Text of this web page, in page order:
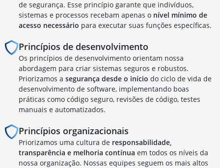
de segurança. Esse princípio garante que indivíduos,
sistemas e processos recebam apenas o nível mínimo de
acesso necessário para executar suas funções específicas.
Princípios de desenvolvimento
Os princípios de desenvolvimento orientam nossa
abordagem para criar sistemas seguros e robustos.
Priorizamos a segurança desde o início do ciclo de vida de
desenvolvimento de software, implementando boas
práticas como código seguro, revisões de código, testes
manuais e automatizados.
Princípios organizacionais
Priorizamos uma cultura de responsabilidade,
transparência e melhoria contínua em todos os níveis da
nossa organização. Nossas equipes seguem os mais altos